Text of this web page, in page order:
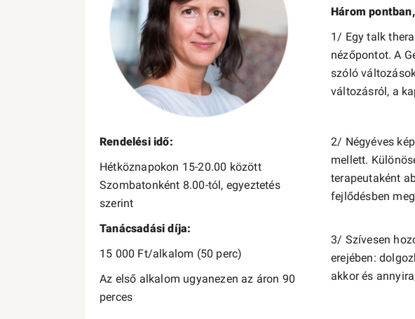
Rendelési idő:
Hétköznapokon 15-20.00 között
Szombatonként 8.00-tól, egyeztetés
szerint
Tanácsadási díja:
15 000 Ft/alkalom (50 perc)
Az első alkalom ugyanezen az áron 90
perces
Három
1/ Egy talk
nézőpontot. A
szóló
változásról, a
2/ Négyéves
mellett.
terapeutaként
fejlődésben
3/ Szívesen
erejében:
akkor és